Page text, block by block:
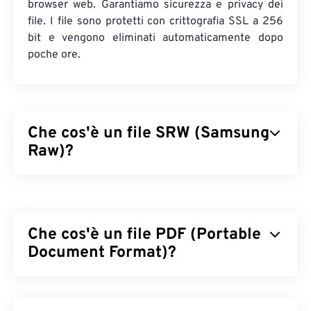
browser web. Garantiamo sicurezza e privacy dei
file. I file sono protetti con crittografia SSL a 256
bit e vengono eliminati automaticamente dopo
poche ore.
Che cos'è un file SRW (Samsung
Raw)?
possono controllare l'elaborazione del file
immagine, il che rappresenta un vantaggio e un
Che cos'è un file PDF (Portable
Document Format)?